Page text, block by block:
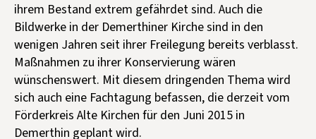
ihrem Bestand extrem gefährdet sind. Auch die
Bildwerke in der Demerthiner Kirche sind in den
wenigen Jahren seit ihrer Freilegung bereits verblasst.
Maßnahmen zu ihrer Konservierung wären
wünschenswert. Mit diesem dringenden Thema wird
sich auch eine Fachtagung befassen, die derzeit vom
Förderkreis Alte Kirchen für den Juni 2015 in
Demerthin geplant wird.